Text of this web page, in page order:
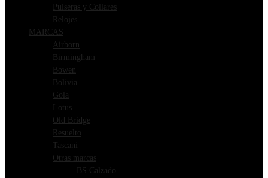
Pulseras y Collares
Relojes
MARCAS
Airborn
Birmingham
Bowen
Bolivia
Gola
Lotus
Old Bridge
Resuelto
Tascani
Otras marcas
BS Calzado